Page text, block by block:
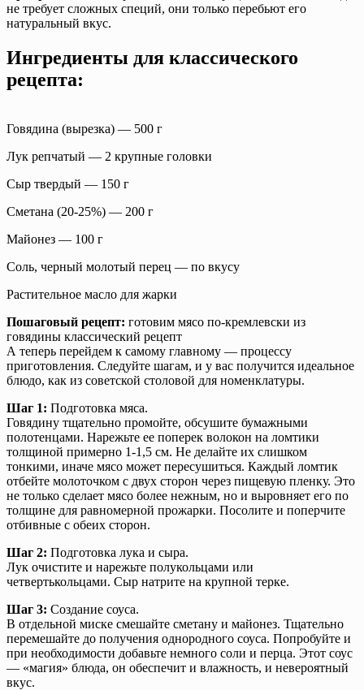
не требует сложных специй, они только перебьют его
натуральный вкус.
Ингредиенты для классического
рецепта:
Говядина (вырезка) — 500 г
Лук репчатый — 2 крупные головки
Сыр твердый — 150 г
Сметана (20-25%) — 200 г
Майонез — 100 г
Соль, черный молотый перец — по вкусу
Растительное масло для жарки
Пошаговый рецепт: готовим мясо по-кремлевски из
говядины классический рецепт
А теперь перейдем к самому главному — процессу
приготовления. Следуйте шагам, и у вас получится идеальное
блюдо, как из советской столовой для номенклатуры.
Шаг 1: Подготовка мяса.
Говядину тщательно промойте, обсушите бумажными
полотенцами. Нарежьте ее поперек волокон на ломтики
толщиной примерно 1-1,5 см. Не делайте их слишком
тонкими, иначе мясо может пересушиться. Каждый ломтик
отбейте молоточком с двух сторон через пищевую пленку. Это
не только сделает мясо более нежным, но и выровняет его по
толщине для равномерной прожарки. Посолите и поперчите
отбивные с обеих сторон.
Шаг 2: Подготовка лука и сыра.
Лук очистите и нарежьте полукольцами или
четвертькольцами. Сыр натрите на крупной терке.
Шаг 3: Создание соуса.
В отдельной миске смешайте сметану и майонез. Тщательно
перемешайте до получения однородного соуса. Попробуйте и
при необходимости добавьте немного соли и перца. Этот соус
— «магия» блюда, он обеспечит и влажность, и невероятный
вкус.